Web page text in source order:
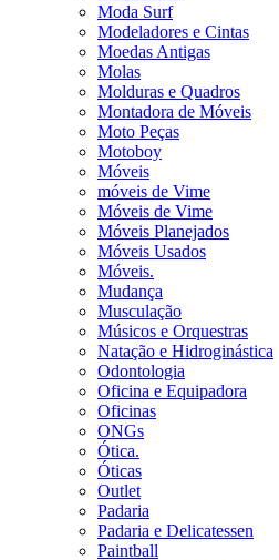
Moda Surf
Modeladores e Cintas
Moedas Antigas
Molas
Molduras e Quadros
Montadora de Móveis
Moto Peças
Motoboy
Móveis
móveis de Vime
Móveis de Vime
Móveis Planejados
Móveis Usados
Móveis.
Mudança
Musculação
Músicos e Orquestras
Natação e Hidroginástica
Odontologia
Oficina e Equipadora
Oficinas
ONGs
Ótica.
Óticas
Outlet
Padaria
Padaria e Delicatessen
Paintball